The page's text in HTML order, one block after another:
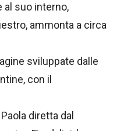
al suo interno,
ammonta a circa
sviluppate dalle
con il
diretta dal